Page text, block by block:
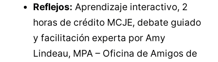
Reflejos: Aprendizaje interactivo, 2
horas de crédito MCJE, debate guiado
y facilitación experta por Amy
Lindeau, MPA – Oficina de Amigos de